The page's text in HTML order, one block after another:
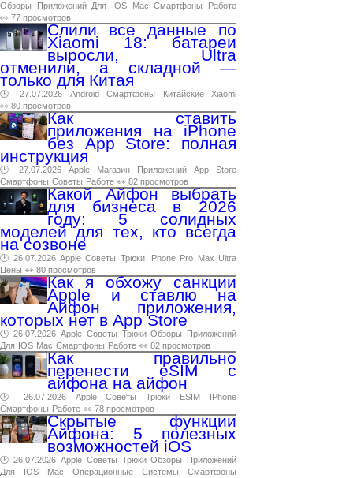
Обзоры
Приложений Для IOS Mac Смартфоны
Работе
👀 77 просмотров
Слили все данные по
Xiaomi 18: батареи
выросли, Ultra
отменили, а складной —
только для Китая
🕑 27.07.2026 Android Смартфоны Китайские
Xiaomi
👀 80 просмотров
Как ставить
приложения на iPhone
без App Store: полная
инструкция
🕑 27.07.2026 Apple Магазин Приложений App
Store
Смартфоны Советы Работе 👀 82 просмотров
Какой Айфон выбрать
для бизнеса в 2026
году: 5 солидных
моделей для тех, кто всегда
на созвоне
🕑 26.07.2026 Apple Советы Трюки IPhone Pro Max Ultra
Цены 👀 80 просмотров
Как я обхожу санкции
Apple и ставлю на
Айфон приложения,
которых нет в App Store
🕑 26.07.2026 Apple Советы Трюки Обзоры
Приложений
Для IOS Mac Смартфоны Работе 👀 82 просмотров
Как правильно
перенести eSIM с
айфона на айфон
🕑 26.07.2026 Apple Советы Трюки ESIM
IPhone
Смартфоны Работе 👀 78 просмотров
Скрытые функции
Айфона: 5 полезных
возможностей iOS
🕑 26.07.2026 Apple Советы Трюки Обзоры
Приложений
Для
IOS Mac Операционные Системы
Смартфоны